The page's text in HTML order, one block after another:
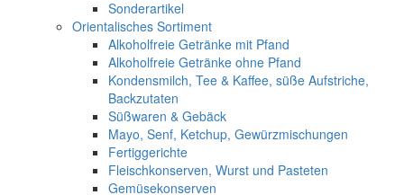
Sonderartikel
Orientalisches Sortiment
Alkoholfreie Getränke mit Pfand
Alkoholfreie Getränke ohne Pfand
Kondensmilch, Tee & Kaffee, süße Aufstriche,
Backzutaten
Süßwaren & Gebäck
Mayo, Senf, Ketchup, Gewürzmischungen
Fertiggerichte
Fleischkonserven, Wurst und Pasteten
Gemüsekonserven